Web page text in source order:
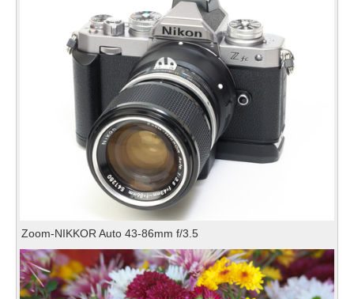
Zoom-NIKKOR Auto 43-86mm f/3.5